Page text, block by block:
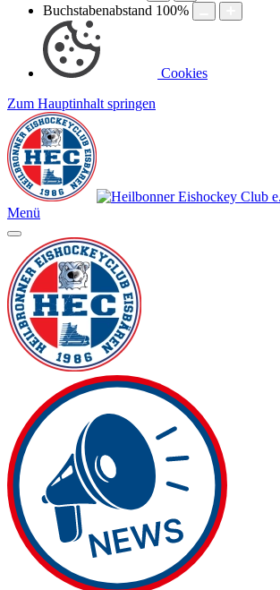
Buchstabenabstand 100%
Cookies
Zum Hauptinhalt springen
Menü